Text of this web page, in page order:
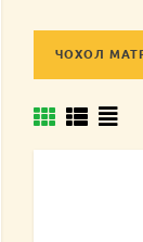
ЧОХОЛ